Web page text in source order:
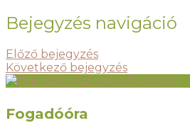
Bejegyzés navigáció
Előző bejegyzés
Következő bejegyzés
Fogadóóra